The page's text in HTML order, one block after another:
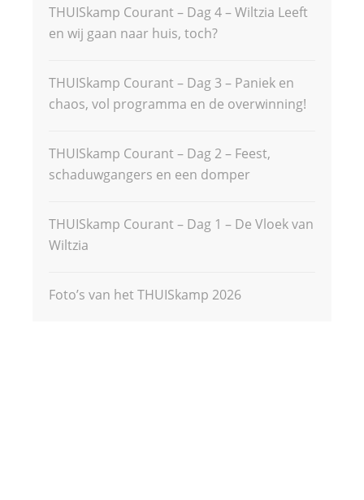
THUISkamp Courant – Dag 4 – Wiltzia Leeft
en wij gaan naar huis, toch?
THUISkamp Courant – Dag 3 – Paniek en
chaos, vol programma en de overwinning!
THUISkamp Courant – Dag 2 – Feest,
schaduwgangers en een domper
THUISkamp Courant – Dag 1 – De Vloek van
Wiltzia
Foto’s van het THUISkamp 2026